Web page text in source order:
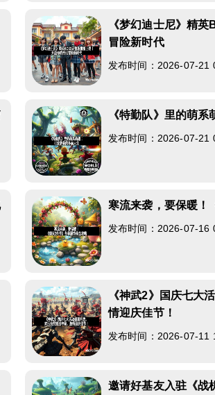
《梦幻迪士尼》精
冒险新时代
发布时间：2026-07-21
《特勤队》里的萌
发布时间：2026-07-21
寒流来袭，要保暖！
发布时间：2026-07-16
《神武2》国庆七大
情迎庆佳节！
发布时间：2026-07-11
邀请好基友入驻《战